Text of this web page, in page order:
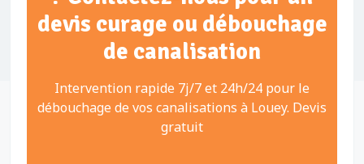
devis curage ou débouchage
de canalisation
Intervention rapide 7j/7 et 24h/24 pour le
débouchage de vos canalisations à Louey. Devis
gratuit